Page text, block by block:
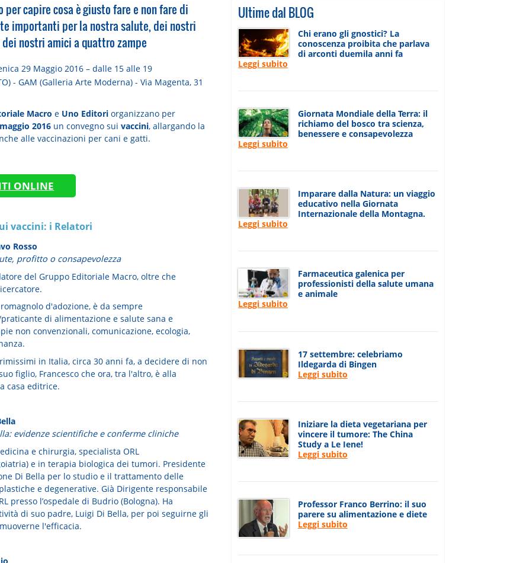
per capire cosa è giusto fare e non fare di
importanti per la nostra salute, dei nostri
nostri amici a quattro zampe
29 Maggio 2016 – dalle 15 alle 19
- GAM (Galleria Arte Moderna) - Via Magenta, 31
Macro e Uno Editoriorganizzano per
2016un convegno sui vaccini, allargando la
alle vaccinazioni per cani e gatti.
ONLINE
vaccini: i Relatori
Rosso
profitto o consapevolezza
del Gruppo Editoriale Macro, oltre che
d'adozione, è da sempre
di alimentazione e salute sana e
non convenzionali, comunicazione, ecologia,
in Italia, circa 30 anni fa, a decidere di non
figlio, Francesco che ora, tra l'altro, è alla
casa editrice.
evidenze scientifiche e conferme cliniche
e chirurgia, specialista ORL
e in terapia biologica dei tumori. Presidente
Di Bella per lo studio e il trattamento delle
e degenerative. Già Dirigente responsabile
presso l’ospedale di Budrio (Bologna). Ha
di suo padre, Luigi Di Bella, per poi seguirne gli
l'efficacia.
Ultime dal BLOG
Chi erano gli gnostici? La
conoscenza proibita che parlava
di arconti duemila anni fa
Leggi subito
Giornata Mondiale della Terra: il
richiamo del bosco tra scienza,
benessere e consapevolezza
Leggi subito
Imparare dalla Natura: un viaggio
educativo nella Giornata
Internazionale della Montagna.
Leggi subito
Farmaceutica galenica per
professionisti della salute umana
e animale
Leggi subito
17 settembre: celebriamo
Ildegarda di Bingen
Leggi subito
Iniziare la dieta vegetariana per
vincere il tumore: The China
Study a Le Iene!
Leggi subito
Professor Franco Berrino: il suo
parere su alimentazione e diete
Leggi subito